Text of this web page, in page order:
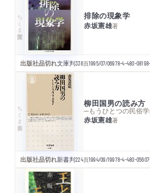
ちくま学芸文庫 排除の現象学
赤坂憲雄著
出版社品切れ文庫判336頁1995/07/06978-4-480-
ちくま新書 柳田国男の読み方
─もうひとつの民俗
赤坂憲雄著
出版社品切れ新書判224頁1994/09/19978-4-480-